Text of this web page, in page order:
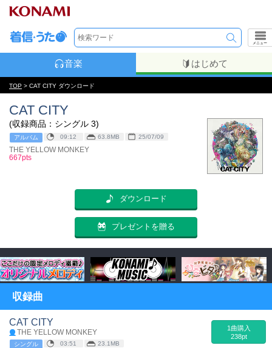
メニュー
音楽 はじめて
TOP > CAT CITY ダウンロード
CAT CITY
(収録商品：シングル 3)
アルバム 09:12 63.8MB 25/07/09
THE YELLOW MONKEY
667pts
ダウンロード
プレゼントを贈る
収録曲
CAT CITY
THE YELLOW MONKEY
シングル 03:51 23.1MB
1曲購入
238pt